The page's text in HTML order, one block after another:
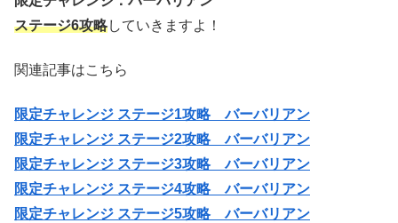
ステージ6攻略していきますよ！
関連記事はこちら
限定チャレンジ ステージ1攻略 バーバリアン
限定チャレンジ ステージ2攻略 バーバリアン
限定チャレンジ ステージ3攻略 バーバリアン
限定チャレンジ ステージ4攻略 バーバリアン
限定チャレンジ ステージ5攻略 バーバリアン